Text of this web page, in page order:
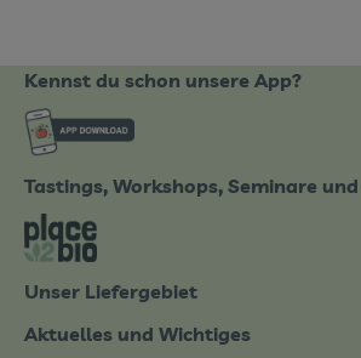
0826.html
Kennst du schon unsere App?
Externer Link zu https://
Tastings, Workshops, Seminare
Externer Link zu https://
Unser Liefergebiet
Aktuelles und Wichtiges